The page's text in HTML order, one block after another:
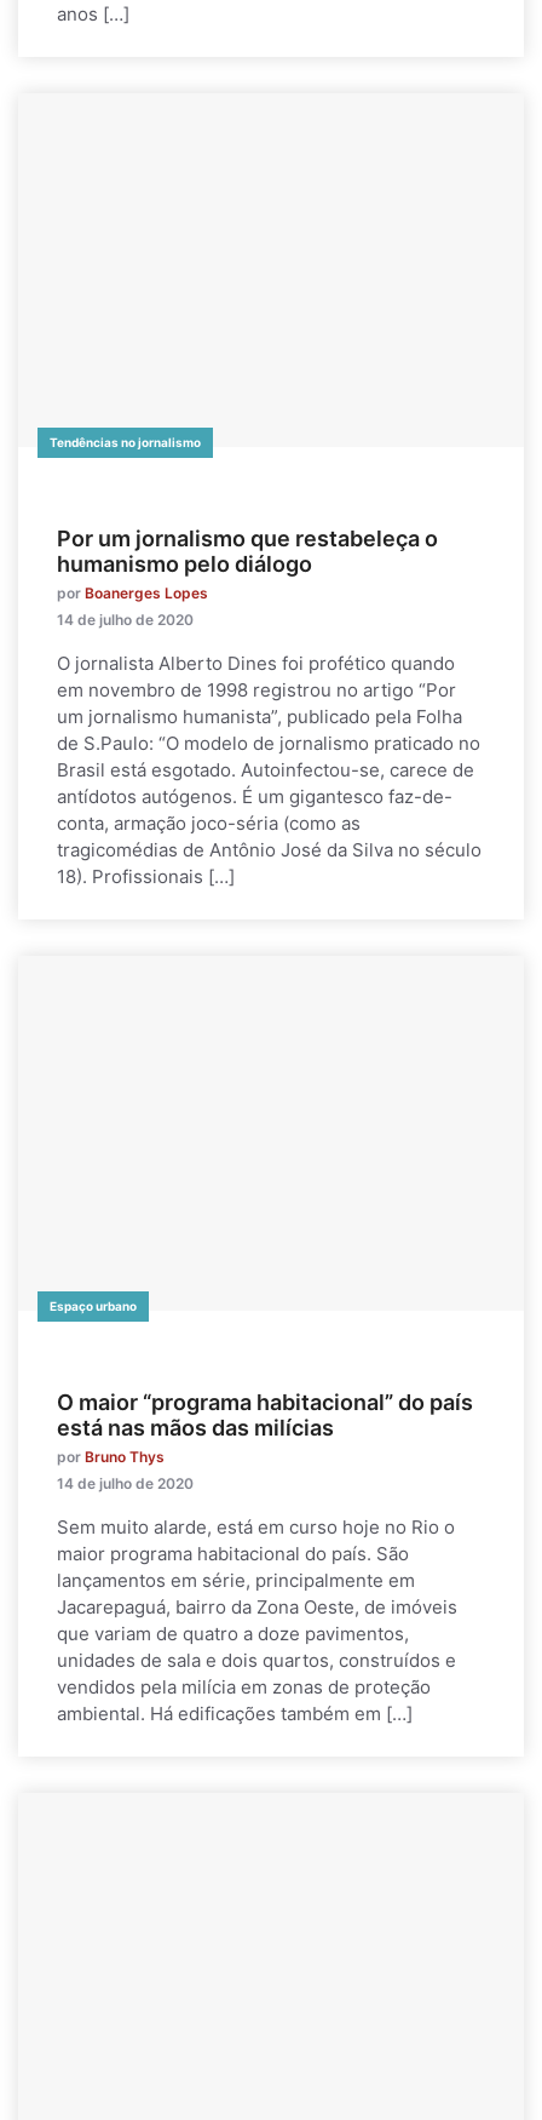
anos […]
Tendências no jornalismo
Por um jornalismo que restabeleça o
humanismo pelo diálogo
por Boanerges Lopes
14 de julho de 2020
O jornalista Alberto Dines foi profético quando
em novembro de 1998 registrou no artigo “Por
um jornalismo humanista”, publicado pela Folha
de S.Paulo: “O modelo de jornalismo praticado no
Brasil está esgotado. Autoinfectou-se, carece de
antídotos autógenos. É um gigantesco faz-de-
conta, armação joco-séria (como as
tragicomédias de Antônio José da Silva no século
18). Profissionais […]
Espaço urbano
O maior “programa habitacional” do país
está nas mãos das milícias
por Bruno Thys
14 de julho de 2020
Sem muito alarde, está em curso hoje no Rio o
maior programa habitacional do país. São
lançamentos em série, principalmente em
Jacarepaguá, bairro da Zona Oeste, de imóveis
que variam de quatro a doze pavimentos,
unidades de sala e dois quartos, construídos e
vendidos pela milícia em zonas de proteção
ambiental. Há edificações também em […]